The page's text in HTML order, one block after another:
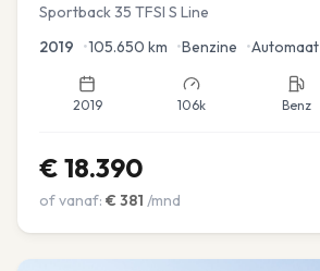
Sportback 35 TFSI S Line
2019 •105.650 km •Benzine •Automaat
2019 106k Benz
€ 18.390
of vanaf: € 381 /mnd